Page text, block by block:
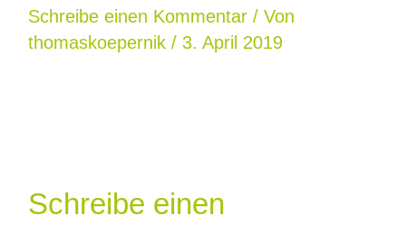
Schreibe einen Kommentar / Von
thomaskoepernik / 3. April 2019
Schreibe einen